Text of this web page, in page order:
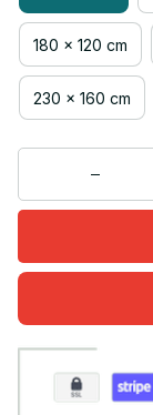
180 x 120 cm
230 x 160 cm